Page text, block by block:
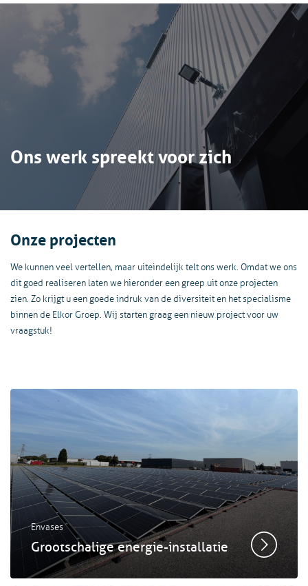
Ons werk spreekt voor zich
Onze projecten
We kunnen veel vertellen, maar uiteindelijk telt ons werk. Omdat we ons
dit goed realiseren laten we hieronder een greep uit onze projecten
zien. Zo krijgt u een goede indruk van de diversiteit en het specialisme
binnen de Elkor Groep. Wij starten graag een nieuw project voor uw
vraagstuk!
Envases
Grootschalige energie-installatie